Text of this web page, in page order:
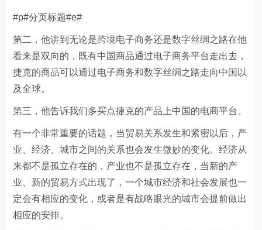
#p#分页标题#e#
第二，他讲到无论是跨境电子商务还是数字丝绸之路在他
看来是双向的，既有中国商品通过电子商务平台走出去，
捷克的商品可以通过电子商务和数字丝绸之路走向中国以
及全球。
第三，他告诉我们多买点捷克的产品上中国的电商平台。
有一个非常重要的话题，当贸易关系发生和紧密以后，产
业、经济、城市之间的关系也会发生微妙的变化。经济从
来都不是孤立存在的，产业也不是孤立存在，当新的产
业、新的贸易方式出现了，一个城市经济和社会发展也一
定会有相应的变化，或者是有战略眼光的城市会提前做出
相应的安排。